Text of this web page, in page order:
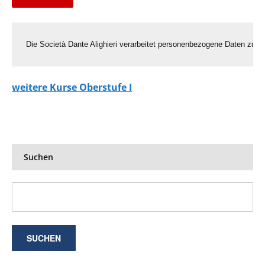
Die Società Dante Alighieri verarbeitet personenbezogene Daten
weitere Kurse Oberstufe I
Suchen